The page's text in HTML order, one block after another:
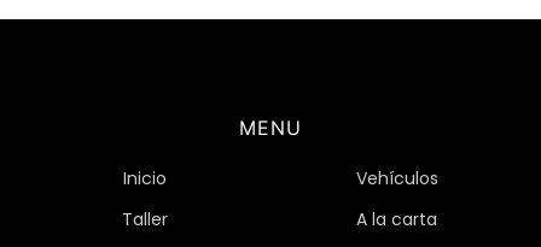
MENU
Inicio
Vehículos
Taller
A la carta